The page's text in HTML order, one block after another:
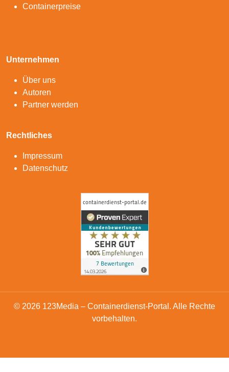
Containerpreise
Unternehmen
Über uns
Autoren
Partner werden
Rechtliches
Impressum
Datenschutz
© 2026 123Media – Containerdienst-Portal. Alle Rechte
vorbehalten.